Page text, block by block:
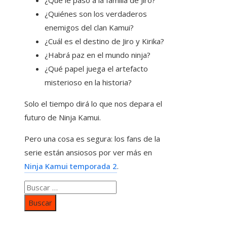
¿Quiénes son los verdaderos
enemigos del clan Kamui?
¿Cuál es el destino de Jiro y Kirika?
¿Habrá paz en el mundo ninja?
¿Qué papel juega el artefacto
misterioso en la historia?
Solo el tiempo dirá lo que nos depara el
futuro de Ninja Kamui.
Pero una cosa es segura: los fans de la
serie están ansiosos por ver más en
Ninja Kamui temporada 2.
Buscar: